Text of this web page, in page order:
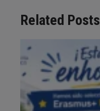
Related Posts